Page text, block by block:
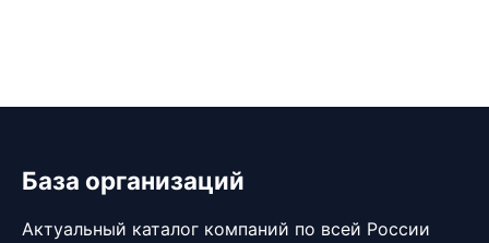
База организаций
Актуальный каталог компаний по всей России